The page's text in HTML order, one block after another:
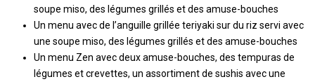
soupe miso, des légumes grillés et des amuse-bouches
Un menu avec de l’anguille grillée teriyaki sur du riz servi avec
une soupe miso, des légumes grillés et des amuse-bouches
Un menu Zen avec deux amuse-bouches, des tempuras de
légumes et crevettes, un assortiment de sushis avec une